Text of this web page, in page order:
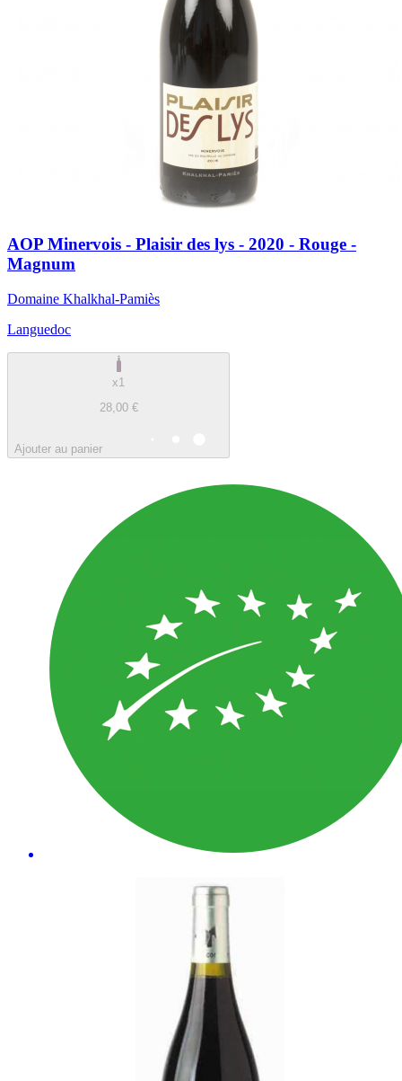
AOP Minervois - Plaisir des lys - 2020 - Rouge -
Magnum
Domaine Khalkhal-Pamiès
Languedoc
x1
28,00 €
Ajouter au panier